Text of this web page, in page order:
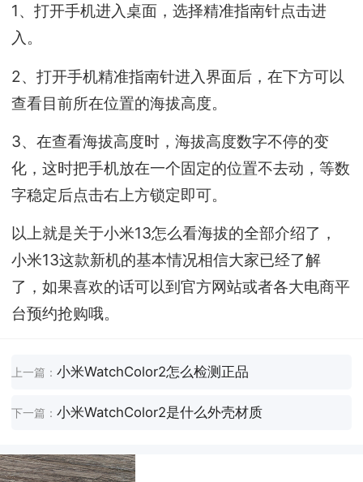
1、打开手机进入桌面，选择精准指南针点击进
入。
2、打开手机精准指南针进入界面后，在下方可以
查看目前所在位置的海拔高度。
3、在查看海拔高度时，海拔高度数字不停的变
化，这时把手机放在一个固定的位置不去动，等数
字稳定后点击右上方锁定即可。
以上就是关于小米13怎么看海拔的全部介绍了，
小米13这款新机的基本情况相信大家已经了解
了，如果喜欢的话可以到官方网站或者各大电商平
台预约抢购哦。
上一篇：小米WatchColor2怎么检测正品
下一篇：小米WatchColor2是什么外壳材质